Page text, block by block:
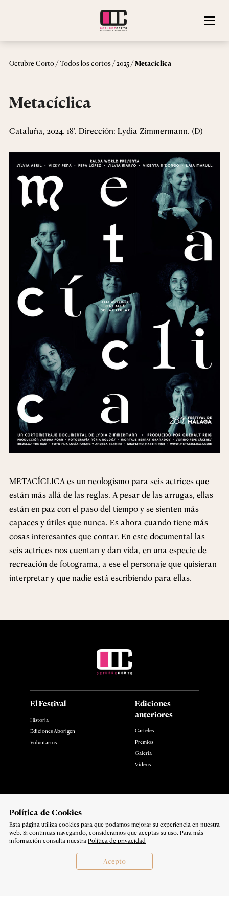
Polí­tica de Cookies
Esta página utiliza cookies para que podamos mejorar su experiencia en nuestra
web. Si continuas navegando, consideramos que aceptas su uso. Para más
información consulta nuestra Política de privacidad
Acepto
Octubre Corto/Todos los cortos/2025/Metacíclica
Metacíclica
Cataluña, 2024. 18’. Dirección: Lydia Zimmermann. (D)
METACÍCLICA es un neologismo para seis actrices que
están más allá de las reglas. A pesar de las arrugas, ellas
están en paz con el paso del tiempo y se sienten más
capaces y útiles que nunca. Es ahora cuando tiene más
cosas interesantes que contar. En este documental las
seis actrices nos cuentan y dan vida, en una especie de
recreación de fotograma, a ese el personaje que quisieran
interpretar y que nadie está escribiendo para ellas.
El Festival
Historia
Ediciones Aborigen
Voluntarios
Ediciones
anteriores
Carteles
Premios
Galería
Vídeos
Política de privacidad
Copyright 2026
Síguenos en: